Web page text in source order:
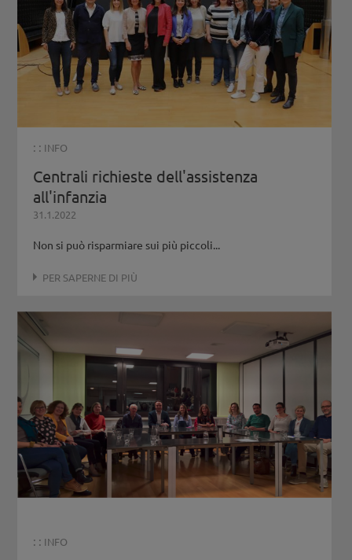
: : INFO
Centrali richieste dell'assistenza
all'infanzia
31.1.2022
Non si può risparmiare sui più piccoli...
PER SAPERNE DI PIÙ
: : INFO